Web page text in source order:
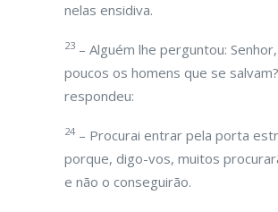
nelas ensidiva.
23 – Alguém lhe perguntou:
poucos os homens que se
respondeu:
24 – Procurai entrar pela porta
porque, digo-vos, muitos
e não o conseguirão.